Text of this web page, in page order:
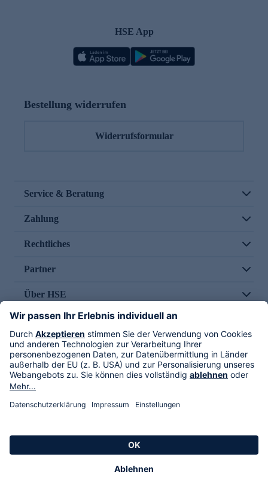
HSE App
Bestellung widerrufen
Widerrufsformular
Service & Beratung
Zahlung
Rechtliches
Partner
Über HSE
Im TV
HSE International